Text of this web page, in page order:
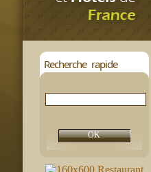
Recherche rapide